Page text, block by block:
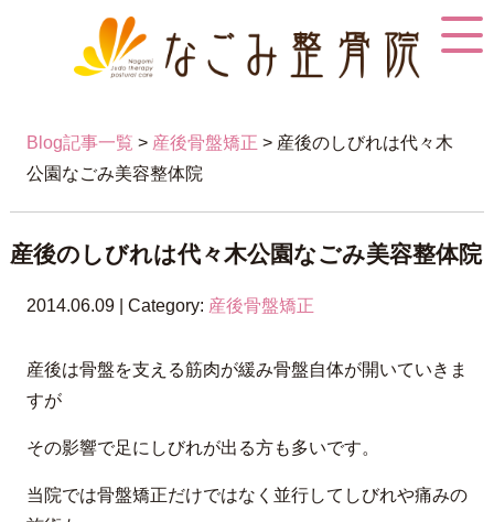
Blog記事一覧 > 産後骨盤矯正 > 産後のしびれは代々木
公園なごみ美容整体院
産後のしびれは代々木公園なごみ美容整体院
2014.06.09 | Category: 産後骨盤矯正
産後は骨盤を支える筋肉が緩み骨盤自体が開いていきま
すが
その影響で足にしびれが出る方も多いです。
当院では骨盤矯正だけではなく並行してしびれや痛みの